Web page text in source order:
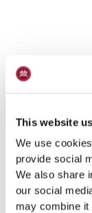
This website
We use
provide social
We also share
our social
may combine it